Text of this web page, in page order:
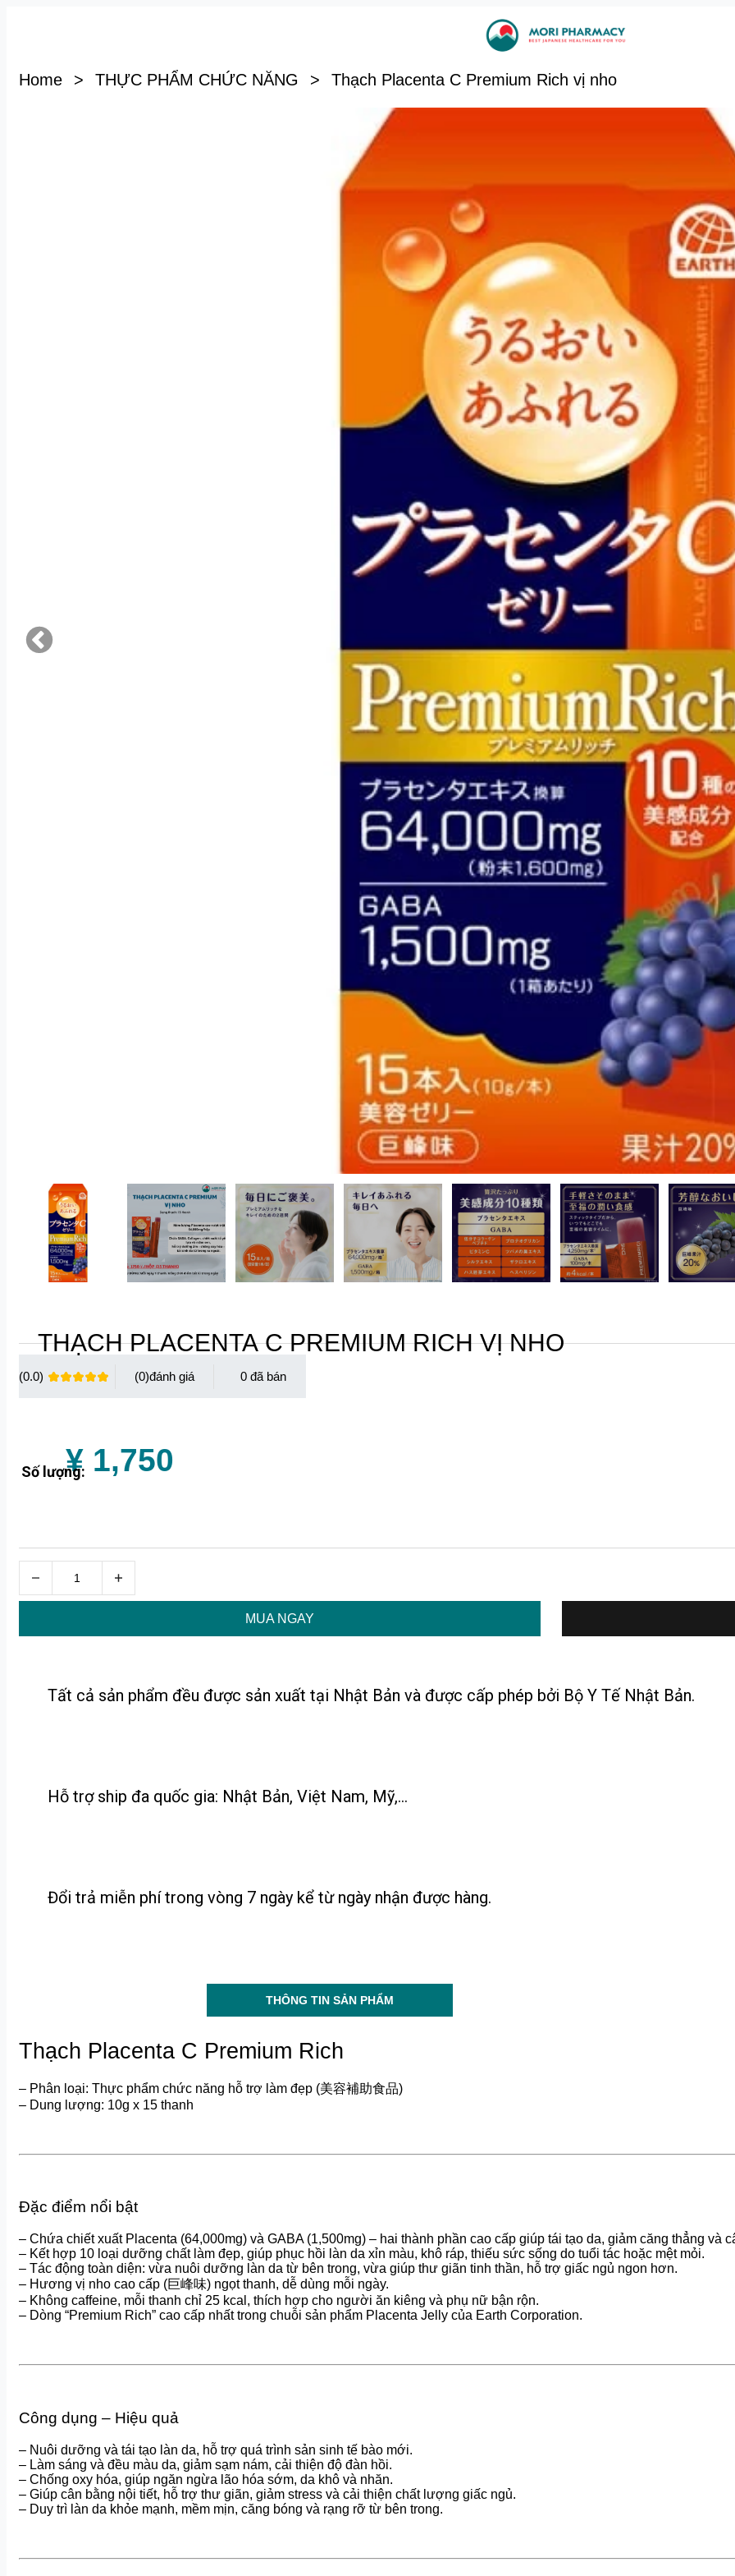
Home > THỰC PHẨM CHỨC NĂNG > Thạch Placenta C Premium Rich vị nho
THÔNG TIN SẢN PHẨM
MUA NGAY
Hỗ trợ ship đa quốc gia: Nhật Bản, Việt Nam, Mỹ,...
Đổi trả miễn phí trong vòng 7 ngày kể từ ngày nhận được hàng.
0
(0)
(0.0)
¥ 1,750
Tất cả sản phẩm đều được sản xuất tại Nhật Bản và được cấp phép bởi Bộ Y Tế Nhật Bản.
Thạch Placenta C Premium Rich
– Phân loại: Thực phẩm chức năng hỗ trợ làm đẹp (美容補助食品)
– Dung lượng: 10g x 15 thanh
Đặc điểm nổi bật
– Chứa chiết xuất Placenta (64,000mg) và GABA (1,500mg) – hai thành phần cao cấp giúp tái tạo da, giảm căng thẳng và
– Kết hợp 10 loại dưỡng chất làm đẹp, giúp phục hồi làn da xỉn màu, khô ráp, thiếu sức sống do tuổi tác hoặc mệt mỏi.
– Tác động toàn diện: vừa nuôi dưỡng làn da từ bên trong, vừa giúp thư giãn tinh thần, hỗ trợ giấc ngủ ngon hơn.
– Hương vị nho cao cấp (巨峰味) ngọt thanh, dễ dùng mỗi ngày.
– Không caffeine, mỗi thanh chỉ 25 kcal, thích hợp cho người ăn kiêng và phụ nữ bận rộn.
– Dòng “Premium Rich” cao cấp nhất trong chuỗi sản phẩm Placenta Jelly của Earth Corporation.
Công dụng – Hiệu quả
– Nuôi dưỡng và tái tạo làn da, hỗ trợ quá trình sản sinh tế bào mới.
– Làm sáng và đều màu da, giảm sạm nám, cải thiện độ đàn hồi.
– Chống oxy hóa, giúp ngăn ngừa lão hóa sớm, da khô và nhăn.
– Giúp cân bằng nội tiết, hỗ trợ thư giãn, giảm stress và cải thiện chất lượng giấc ngủ.
– Duy trì làn da khỏe mạnh, mềm mịn, căng bóng và rạng rỡ từ bên trong.
THẠCH PLACENTA C PREMIUM RICH VỊ NHO
Số lượng: